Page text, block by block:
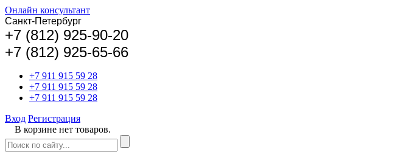
Онлайн консультант
Санкт-Петербург
+7 (812) 925-90-20
+7 (812) 925-65-66
+7 911 915 59 28
+7 911 915 59 28
+7 911 915 59 28
Вход Регистрация
В корзине нет товаров.